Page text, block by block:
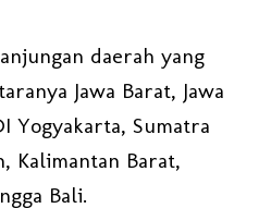
daerah yang
Jawa Barat, Jawa
Yogyakarta, Sumatra
Kalimantan Barat,
Bali.